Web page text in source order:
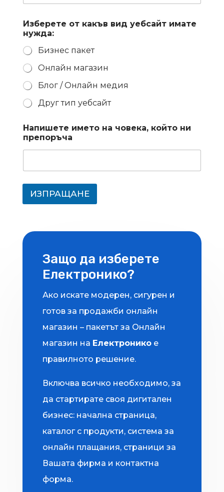
Изберете от какъв вид уебсайт имате
нужда:
Бизнес пакет
Онлайн магазин
Блог / Онлайн медия
Друг тип уебсайт
Напишете името на човека, който ни
препоръча
ИЗПРАЩАНЕ
Защо да изберете
Електронико?
Ако искате модерен, сигурен и
готов за продажби онлайн
магазин – пакетът за Онлайн
магазин на Електроникое
правилното решение.
Включва всичко необходимо, за
да стартирате своя дигитален
бизнес: начална страница,
каталог с продукти, система за
онлайн плащания, страници за
Вашата фирма и контактна
форма.